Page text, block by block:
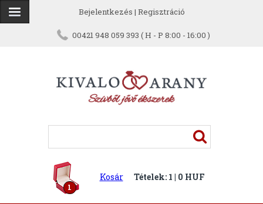
Bejelentkezés | Regisztráció
00421 948 059 393 ( H - P 8:00 - 16:00 )
1
Kosár Tételek: 1 | 0 HUF